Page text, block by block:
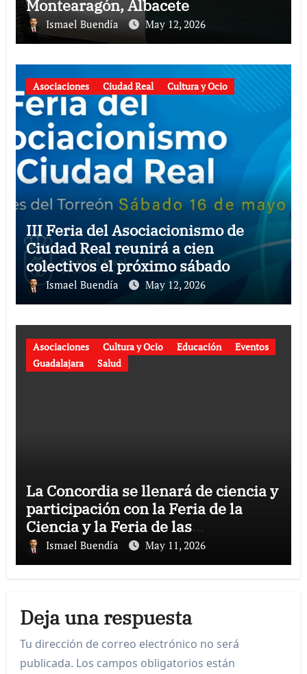
Montearagón, Albacete
Ismael Buendía May 12, 2026
Asociaciones Ciudad Real Cultura y Ocio
III Feria del Asociacionismo de
Ciudad Real reunirá a cien
colectivos el próximo sábado
Ismael Buendía May 12, 2026
Asociaciones Cultura y Ocio Educación
Eventos
Guadalajara
Salud
La Concordia se llenará de ciencia y
participación con la Feria de la
Ciencia y la Feria de las
Asociaciones.
Ismael Buendía May 11, 2026
Deja una respuesta
Tu dirección de correo electrónico no será
publicada. Los campos obligatorios están